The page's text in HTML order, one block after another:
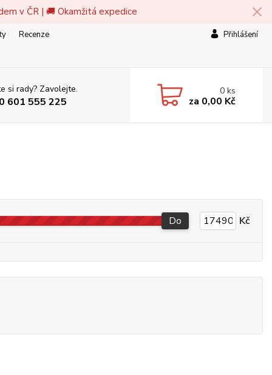
v ČR | 🚚 Okamžitá expedice
Recenze
Přihlášení
si rady? Zavolejte.
601 555 225
0 ks
za 0,00 Kč
Do Kč